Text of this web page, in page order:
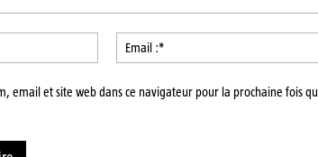
email et site web dans ce navigateur pour la prochaine fois